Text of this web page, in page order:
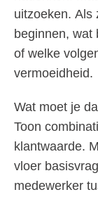
uitzoeken. Als
beginnen, wat
of welke
vermoeidheid.
Wat moet je
Toon
klantwaarde.
vloer
medewerker